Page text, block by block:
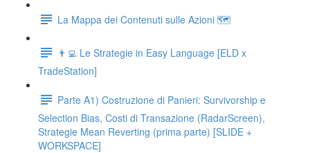
La Mappa dei Contenuti sulle Azioni 🗺
👨‍💻 Le Strategie in Easy Language [ELD x
TradeStation]
Parte A1) Costruzione di Panieri: Survivorship e
Selection Bias, Costi di Transazione (RadarScreen),
Strategie Mean Reverting (prima parte) [SLIDE +
WORKSPACE]